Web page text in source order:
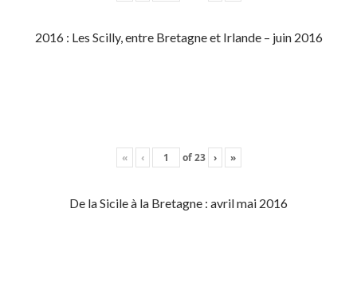
2016 : Les Scilly, entre Bretagne et Irlande – juin 2016
« ‹ of23 › »
De la Sicile à la Bretagne : avril mai 2016